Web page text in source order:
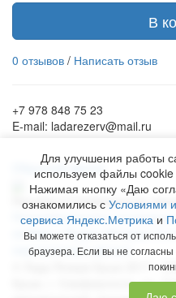
В
0 отзывов / Написать отзыв
+7 978 848 75 23
E-mail: ladarezerv@mail.ru
Обратный звонок
Рекламу в Симферополе
Пользовательское соглашение
cookies и Яндекс.Метрики
персональных данных
2017 -
Симферополь,пр.
Для улучшения работы
используем файлы
Нажимая кнопку «Даю
ознакомились с Условиями
сервиса Яндекс.Метрикаи
Вы можете отказаться от
браузера. Если вы не